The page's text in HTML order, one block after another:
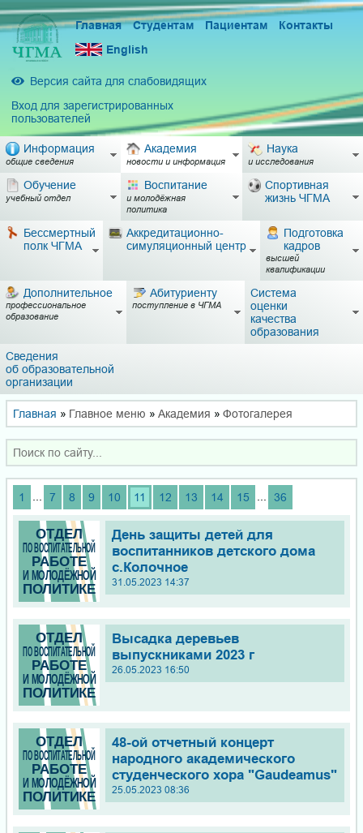
Главная Студентам Пациентам
Контакты
English
Версия сайта для слабовидящих
Вход для зарегистрированных
пользователей
Информация
общие сведения
Академия
новости и информация
Наука
и исследования
Обучение
учебный отдел
Воспитание
и молодёжная
политика
Спортивная
жизнь ЧГМА
Бессмертный
полк ЧГМА
Аккредитационно-
симуляционный центр
Подготовка
кадров
высшей
квалификации
Дополнительное
профессиональное
образование
Абитуриенту
поступление в ЧГМА
Система
оценки
качества
образования
Сведения
об образовательной
организации
Главная » Главное меню » Академия » Фотогалерея
1 7 8 9 10 11 12 13 14 15 36
День защиты детей для
воспитанников детского дома
с.Колочное
31.05.2023 14:37
Высадка деревьев
выпускниками 2023 г
26.05.2023 16:50
48-ой отчетный концерт
народного академического
студенческого хора "Gaudeamus"
25.05.2023 08:36